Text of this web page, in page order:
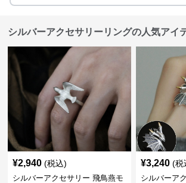
シルバーアクセサリーリングの人気アイ
¥2,940 (税込)
シルバーアクセサリー 飛鳥燕モ
¥3,240 (税
シルバーア